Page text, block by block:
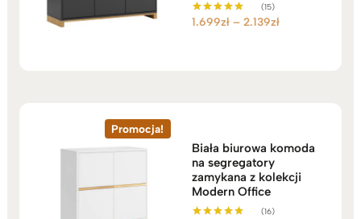
Oceniono
(15)
1.699zł – 2.139złZakres
Promocja!
Biała biurowa komoda
na segregatory
zamykana z kolekcji
Modern Office
(16)